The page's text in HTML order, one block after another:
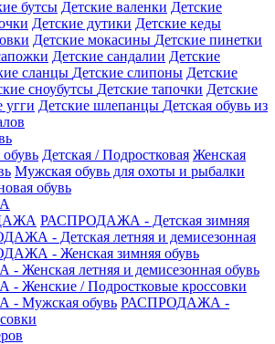
бутсы Детские валенки Детские
Детские дутики Детские кеды
Детские мокасины Детские пинетки
Детские сандалии Детские
сланцы Детские слипоны Детские
сноубутсы Детские тапочки Детские
угги Детские шлепанцы Детская обувь из
Детская / Подростковая Женская
Мужская обувь для охоты и рыбалки
обувь
РАСПРОДАЖА - Детская зимняя
- Детская летняя и демисезонная
- Женская зимняя обувь
летняя и демисезонная обувь
/ Подростковые кроссовки
Мужская обувь РАСПРОДАЖА -